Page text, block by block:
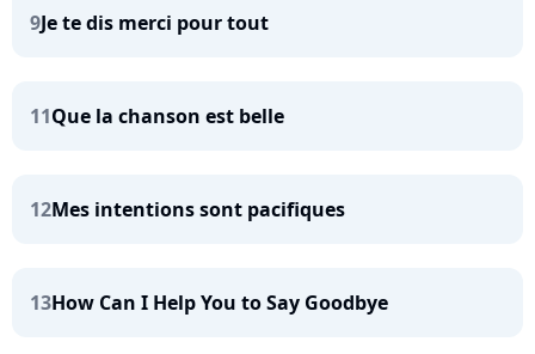
9Je te dis merci pour tout
11Que la chanson est belle
12Mes intentions sont pacifiques
13How Can I Help You to Say Goodbye